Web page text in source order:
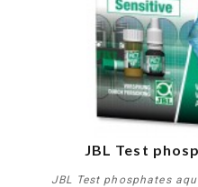
JBL Test
JBL Test phosphates